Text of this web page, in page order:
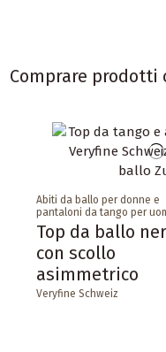
Comprare prodotti
Abiti da ballo per donne e
pantaloni da tango per
Top da ballo
con scollo
asimmetrico
Veryfine Schweiz